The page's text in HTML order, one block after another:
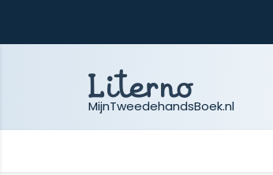
MijnTweedehandsBoek.nl